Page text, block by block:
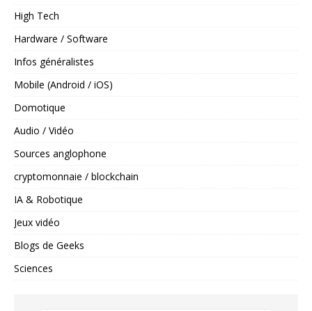
High Tech
Hardware / Software
Infos généralistes
Mobile (Android / iOS)
Domotique
Audio / Vidéo
Sources anglophone
cryptomonnaie / blockchain
IA & Robotique
Jeux vidéo
Blogs de Geeks
Sciences